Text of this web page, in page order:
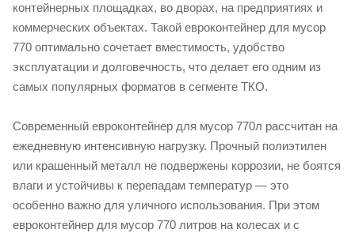
контейнерных площадках, во дворах, на предприятиях и
коммерческих объектах. Такой евроконтейнер для мусор
770 оптимально сочетает вместимость, удобство
эксплуатации и долговечность, что делает его одним из
самых популярных форматов в сегменте ТКО.
Современный евроконтейнер для мусор 770л рассчитан на
ежедневную интенсивную нагрузку. Прочный полиэтилен
или крашенный металл не подвержены коррозии, не боятся
влаги и устойчивы к перепадам температур — это
особенно важно для уличного использования. При этом
евроконтейнер для мусор 770 литров на колесах и с